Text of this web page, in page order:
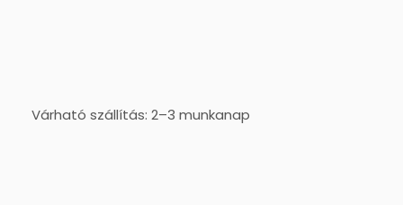
Várható szállítás: 2–3 munkanap